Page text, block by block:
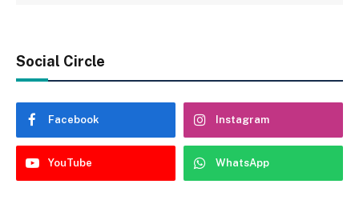
Social Circle
Facebook Instagram
YouTube WhatsApp